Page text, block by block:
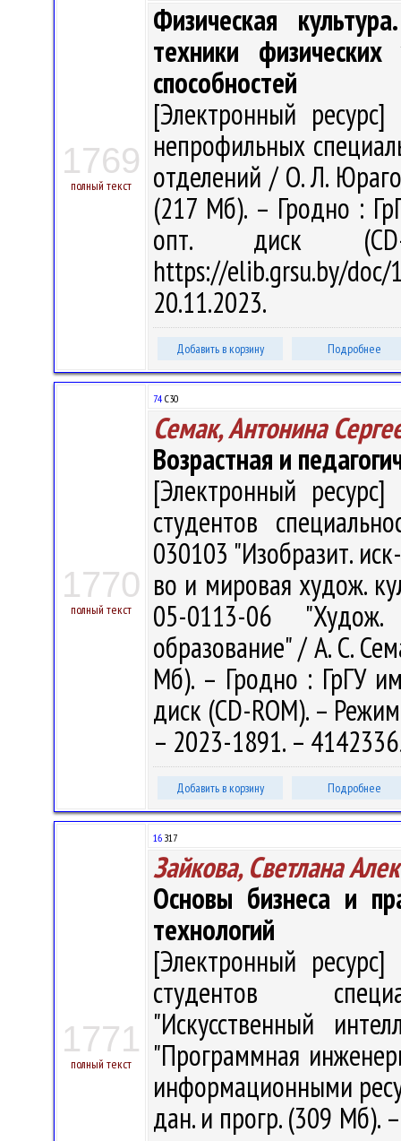
1769
полный текст
Физическая
техники физических
способностей
[Электронный
непрофильных
отделений / О. Л.
(217 Мб). – Гродно :
опт. диск
https://elib.grsu.by/
20.11.2023.
Добавить в корзину Подробнее
1770
полный текст
74 С30
Семак, Антонина
Возрастная и
[Электронный
студентов
030103 "Изобразит.
во и мировая худож.
05-0113-06
образование" / А. С.
Мб). – Гродно : ГрГУ
диск (CD-ROM). –
– 2023-1891. –
Добавить в корзину Подробнее
1771
полный текст
16 З17
Зайкова, Светлана
Основы бизнеса и
технологий
[Электронный
студентов
"Искусственный
"Программная
информационными
дан. и прогр. (309 Мб).